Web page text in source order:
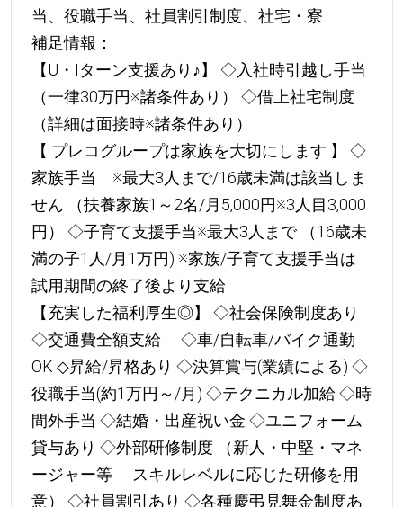
当、役職手当、社員割引制度、社宅・寮
補足情報：
【U・Iターン支援あり ♪】 ◇入社時引越し手当
（一律30万円※諸条件あり） ◇借上社宅制度
（詳細は面接時※諸条件あり）
【 プレコグループは家族を大切にします 】 ◇
家族手当 ※最大3人まで/16歳未満は該当しま
せん （扶養家族1～2名/月5,000円※3人目3,000
円） ◇子育て支援手当※最大3人まで （16歳未
満の子1人/月1万円) ※家族/子育て支援手当は
試用期間の終了後より支給
【充実した福利厚生◎】 ◇社会保険制度あり
◇交通費全額支給 ◇車/自転車/バイク通勤
OK ◇昇給/昇格あり ◇決算賞与(業績による) ◇
役職手当(約1万円～/月) ◇テクニカル加給 ◇時
間外手当 ◇結婚・出産祝い金 ◇ユニフォーム
貸与あり ◇外部研修制度 （新人・中堅・マネ
ージャー等 スキルレベルに応じた研修を用
意） ◇社員割引あり ◇各種慶弔見舞金制度あ